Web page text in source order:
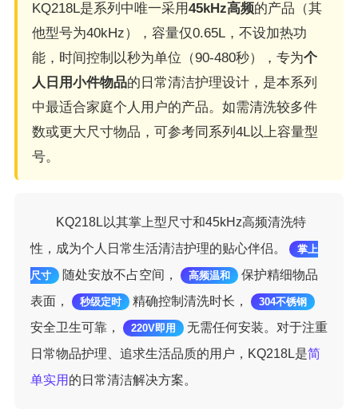
KQ218L是系列中唯一采用45kHz高频的产品（其
他型号为40kHz），容量仅0.65L，不设加热功
能，时间控制以秒为单位（90-480秒），专为个
人日用小件物品的日常清洁护理设计，是本系列
中最适合家庭个人用户的产品。如需清洗较多件
数或更大尺寸物品，可参考同系列4L以上容量型
号。
KQ218L以其掌上型尺寸和45kHz高频清洗特
性，成为个人日常生活清洁护理的贴心伴侣。
掌上
尺寸 随处安放不占空间， 高频温和
保护精细物品
表面，
秒级定时 精确控制清洗时长， 304不锈钢
安全卫生可靠， 220V即用
无需任何安装。对于注重
日常物品护理、追求生活品质的用户，KQ218L是简
单实用 的日常清洁解决方案。